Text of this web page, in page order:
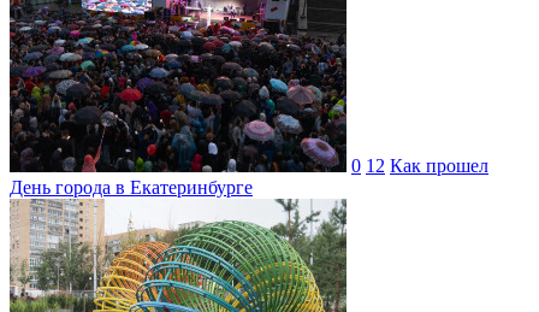
0 12 Как прошел
День города в Екатеринбурге